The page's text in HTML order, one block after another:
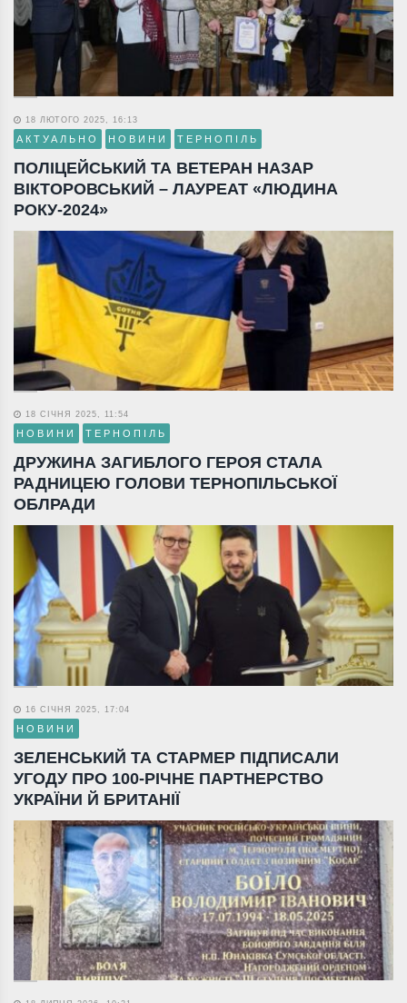
18 ЛЮТОГО 2025, 16:13
АКТУАЛЬНО НОВИНИ ТЕРНОПІЛЬ
ПОЛІЦЕЙСЬКИЙ ТА ВЕТЕРАН НАЗАР
ВІКТОРОВСЬКИЙ – ЛАУРЕАТ «ЛЮДИНА
РОКУ-2024»
18 СІЧНЯ 2025, 11:54
НОВИНИ ТЕРНОПІЛЬ
ДРУЖИНА ЗАГИБЛОГО ГЕРОЯ СТАЛА
РАДНИЦЕЮ ГОЛОВИ ТЕРНОПІЛЬСЬКОЇ
ОБЛРАДИ
16 СІЧНЯ 2025, 17:04
НОВИНИ
ЗЕЛЕНСЬКИЙ ТА СТАРМЕР ПІДПИСАЛИ
УГОДУ ПРО 100-РІЧНЕ ПАРТНЕРСТВО
УКРАЇНИ Й БРИТАНІЇ